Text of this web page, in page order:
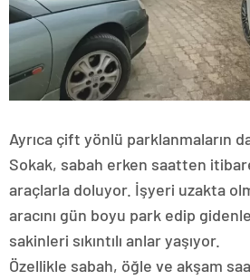
Ayrıca çift yönlü parklanmaların
Sokak, sabah erken saatten
araçlarla doluyor. İşyeri uzakta
aracını gün boyu park edip
sakinleri sıkıntılı anlar yaşıyor.
Özellikle sabah, öğle ve akşam